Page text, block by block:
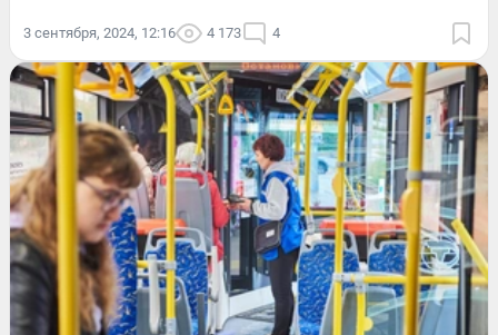
3 сентября, 2024, 12:16 4 173 4